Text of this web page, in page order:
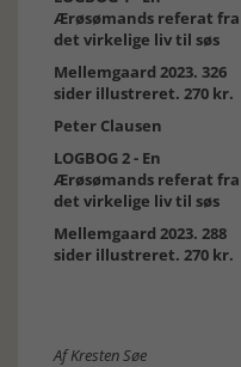
Ærøsømands referat fra
det virkelige liv til søs
Mellemgaard 2023. 326
sider illustreret. 270 kr.
Peter Clausen
LOGBOG 2 - En
Ærøsømands referat fra
det virkelige liv til søs
Mellemgaard 2023. 288
sider illustreret. 270 kr.
Af Kresten Søe